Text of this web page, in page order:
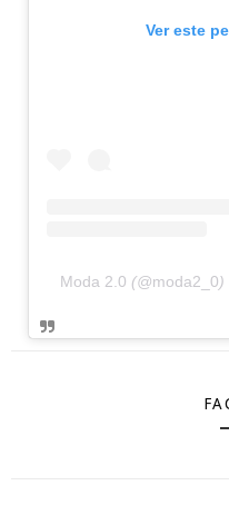
Ver este
Moda 2.0 (@moda2_0)